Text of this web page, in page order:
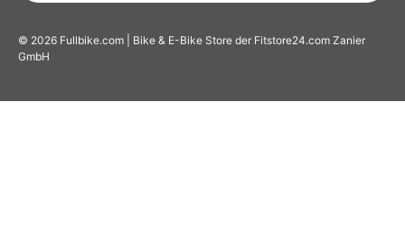
© 2026 Fullbike.com | Bike & E-Bike Store der Fitstore24.com Zanier
GmbH